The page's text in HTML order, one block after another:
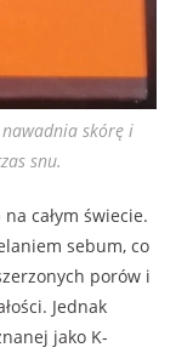
skórę i
snu.
całym świecie.
sebum, co
porów i
Jednak
jako K-